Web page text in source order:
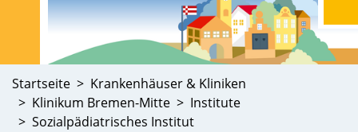
Startseite
Krankenhäuser & Kliniken
Klinikum Bremen-Mitte
Institute
Sozialpädiatrisches Institut